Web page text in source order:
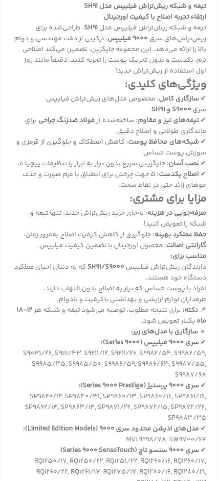
تیغه و شبکه ریش‌تراش فیلیپس مدل SH91
ارتقاء تجربه اصلاح با کیفیت اورجینال
تیغه و شبکه ریش‌تراش فیلیپس مدلSH91، طراحی‌شده برای
ریش‌تراش‌های سری 9000 فیلیپس
، ترکیبی از دقت مهندسی و دوام
بالا را ارائه می‌دهد. این مجموعه جایگزین، تضمین می‌کند اصلاحی
نرم، یکدست و بدون تحریک پوست را تجربه کنید، دقیقاً مانند روز
اول استفاده از ریش‌تراش جدید!
ویژگی‌های کلیدی:
✔سازگاری کامل: مخصوص مدل‌های ریش‌تراش فیلیپس
سری S9000 و SH91
.
✔تیغه‌های تیز و مقاوم: ساخته‌شده ازفولاد ضدزنگ جراحی برای
ماندگاری طولانی و اصلاح دقیق.
✔شبکه‌های محافظ پوست: کاهش اصطکاک و جلوگیری از قرمزی و
سوزش پوست حساس.
✔نصب آسان: جایگزینی سریع بدون نیاز به ابزار یا تنظیمات پیچیده.
✔ اصلاح یکدست
: ۵ جهت چرخش برای انطباق با فرم صورت و حذف
موهای زائد حتی در نقاط سخت.
مزایا برای مشتری:
صرفه‌جویی در هزینه: به‌جای خرید ریش‌تراش جدید، تنها تیغه و
شبکه را تعویض کنید!
حفظ عملکرد بهینه: جلوگیری از کاهش کیفیت اصلاح به‌مرور زمان.
گارانتی اصالت: محصول اورجینال با تضمین کیفیت فیلیپس.
مناسب برای:
دارندگان ریش‌تراش فیلیپس SH91/S9000 که به دنبال احیای عملکرد
دستگاه خود هستند.
افراد با پوست حساس که نیاز به اصلاح بدون التهاب دارند.
طرفداران لوازم آرایشی و بهداشتی باکیفیت و بادوام.
📌 نکته: برای نتیجه مطلوب، توصیه می‌شود تیغه و شبکه هر
۱۲-۱۸
ماه یکبار تعویض شود.
🔹 سازگاری با مدل‌های زیر:
✔سری 9000 فیلیپس (Series 9000):
S9031/26, S9111/43, S9211/12, S9211/26, S9982/54, S9982/59,
S9985/35, S9985/50, S9986/59, S9986/63, S9987/55,
S9987/68
✔سری 9000 پرستیژ (Series 9000 Prestige):
SP9820/12, SP9840/31, SP9860/13, SP9860/16, SP9861/16,
SP9862/14, SP9863/14, SP9871/22, SP9872/15, SP9872/22,
SP9883/35
✔ مدل‌های ادیشن محدود سری 9000 (Limited Edition Models):
MVL9998/78, SW9700/67
✔سری 9000 سنسو تاچ (Series 9000 SensoTouch)
RQ1250/17, RQ1250/22, RQ1251/22, RQ1260/16, RQ1260/17,
RQ1260/22, RQ1261/17, RQ1275/17, RQ1280/16, RQ1280/21,